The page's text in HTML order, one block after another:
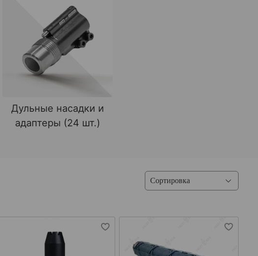
Дульные насадки и
адаптеры (24 шт.)